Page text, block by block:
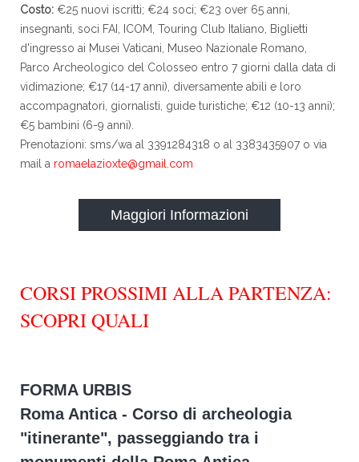
Costo: €25 nuovi iscritti; €24 soci; €23 over 65 anni,
insegnanti, soci FAI, ICOM, Touring Club Italiano, Biglietti
d'ingresso ai Musei Vaticani, Museo Nazionale Romano,
Parco Archeologico del Colosseo entro 7 giorni dalla data di
vidimazione; €17 (14-17 anni), diversamente abili e loro
accompagnatori, giornalisti, guide turistiche; €12 (10-13 anni);
€5 bambini (6-9 anni).
Prenotazioni: sms/wa al 3391284318 o al 3383435907 o via
mail a romaelazioxte@gmail.com
Maggiori Informazioni
CORSI PROSSIMI ALLA PARTENZA:
SCOPRI QUALI
FORMA URBIS
Roma Antica - Corso di archeologia
"itinerante", passeggiando tra i